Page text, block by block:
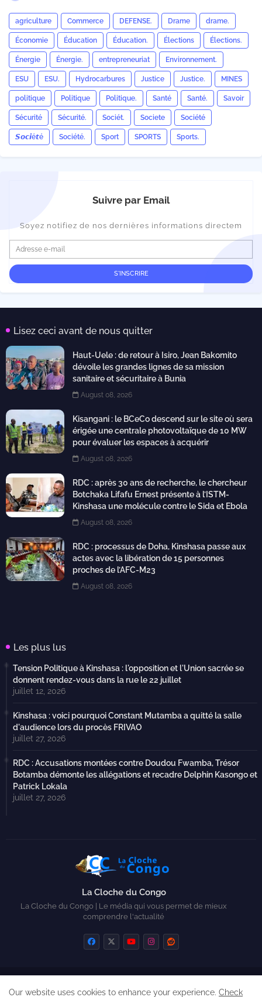
agriculture Commerce DEFENSE. Drame drame.
Économie Éducation Éducation. Élections Élections.
Énergie Énergie. entrepreneuriat Environnement.
ESU ESU. Hydrocarbures Justice Justice. MINES
politique Politique Politique. Santé Santé. Savoir
Sécurité Sécurité. Sociét. Societe Société
𝙎𝙤𝙘𝙞é𝙩é Société. Sport SPORTS Sports.
Suivre par Email
Soyez notifiez de nos dernières informations directem
Lisez ceci avant de nous quitter
Haut-Uele : de retour à Isiro, Jean Bakomito
dévoile les grandes lignes de sa mission
sanitaire et sécuritaire à Bunia
August 08, 2026
Kisangani : le BCeCo descend sur le site où sera
érigée une centrale photovoltaïque de 10 MW
pour évaluer les espaces à acquérir
August 08, 2026
RDC : après 30 ans de recherche, le chercheur
Botchaka Lifafu Ernest présente à l’ISTM-
Kinshasa une molécule contre le Sida et Ebola
August 08, 2026
RDC : processus de Doha, Kinshasa passe aux
actes avec la libération de 15 personnes
proches de l’AFC-M23
August 08, 2026
Les plus lus
Tension Politique à Kinshasa : l'opposition et l'Union sacrée se
donnent rendez-vous dans la rue le 22 juillet
juillet 12, 2026
Kinshasa : voici pourquoi Constant Mutamba a quitté la salle
d'audience lors du procès FRIVAO
juillet 27, 2026
RDC : Accusations montées contre Doudou Fwamba, Trésor
Botamba démonte les allégations et recadre Delphin Kasongo et
Patrick Lokala
juillet 27, 2026
La Cloche du Congo
La Cloche du Congo | Le média qui vous permet de mieux
comprendre l'actualité
Our website uses cookies to enhance your experience. Check